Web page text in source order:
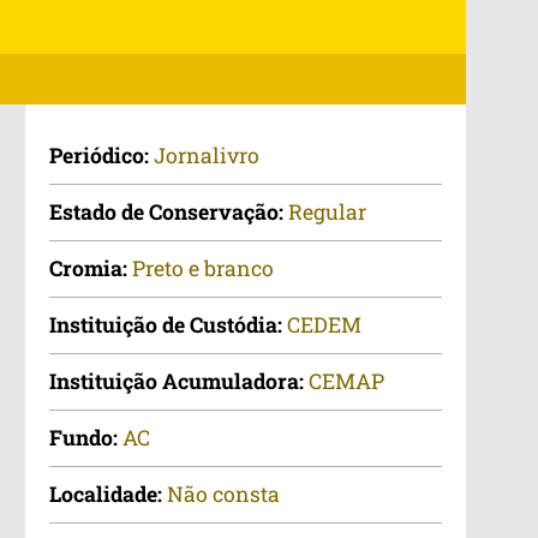
Periódico:Jornalivro
Estado de Conservação:Regular
Cromia:Preto e branco
Instituição de Custódia:CEDEM
Instituição Acumuladora:CEMAP
Fundo:AC
Localidade:Não consta